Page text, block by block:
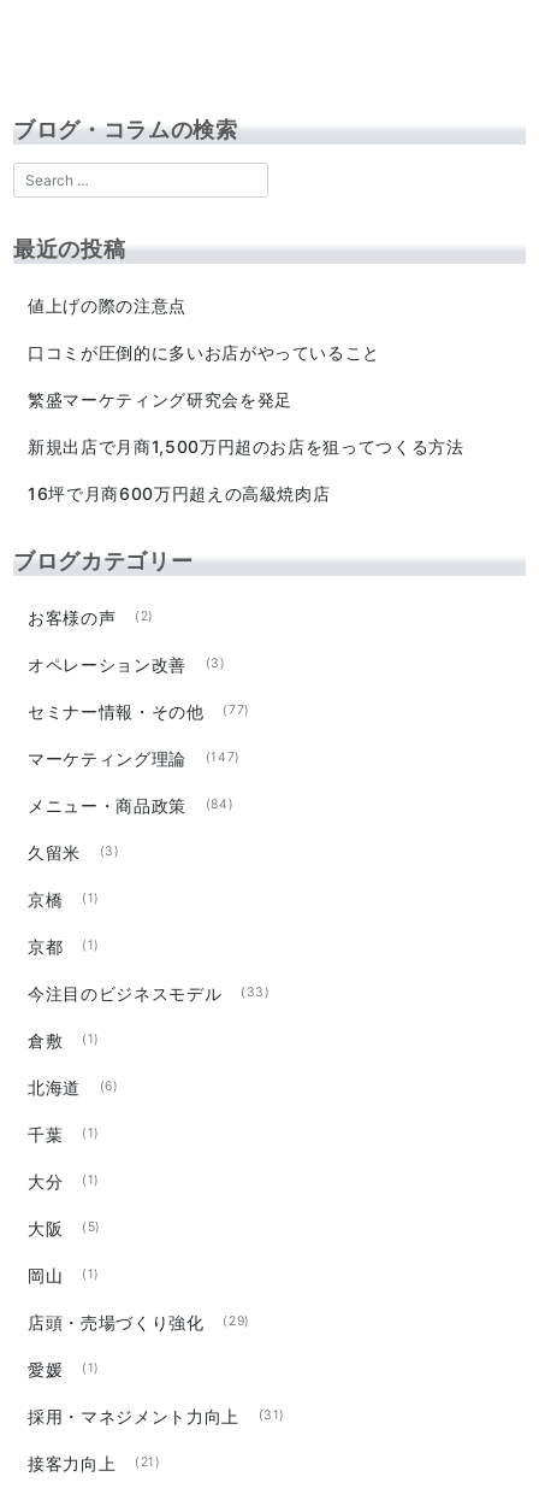
ブログ・コラムの検索
最近の投稿
値上げの際の注意点
口コミが圧倒的に多いお店がやっていること
繁盛マーケティング研究会を発足
新規出店で月商1,500万円超のお店を狙ってつくる方法
16坪で月商600万円超えの高級焼肉店
ブログカテゴリー
お客様の声 (2)
オペレーション改善 (3)
セミナー情報・その他 (77)
マーケティング理論 (147)
メニュー・商品政策 (84)
久留米 (3)
京橋 (1)
京都 (1)
今注目のビジネスモデル (33)
倉敷 (1)
北海道 (6)
千葉 (1)
大分 (1)
大阪 (5)
岡山 (1)
店頭・売場づくり強化 (29)
愛媛 (1)
採用・マネジメント力向上 (31)
接客力向上 (21)